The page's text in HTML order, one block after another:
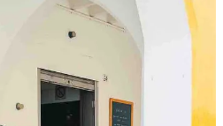
prévus. Le mieux est de vérifier
son aventure minorquine est prévu